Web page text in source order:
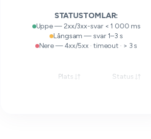
STATUSTOMLAR:
Uppe — 2xx/3xx-svar < 1 000 ms
Långsam — svar 1–3 s
Nere — 4xx/5xx · timeout · > 3 s
Plats Status